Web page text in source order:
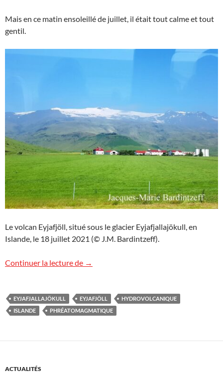
Mais en ce matin ensoleillé de juillet, il était tout calme et tout
gentil.
Le volcan Eyjafjöll, situé sous le glacier Eyjafjallajökull, en
Islande, le 18 juillet 2021 (© J.M. Bardintzeff).
Continuer la lecture de Eyjafjallajökull !
→
EYJAFJALLAJÖKULL EYJAFJÖLL
HYDROVOLCANIQUE
ISLANDE
PHRÉATOMAGMATIQUE
ACTUALITÉS